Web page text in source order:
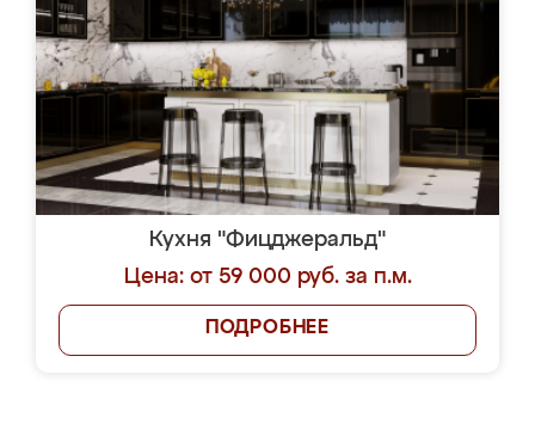
Кухня "Фицджеральд"
Цена: от 59 000 руб. за п.м.
ПОДРОБНЕЕ